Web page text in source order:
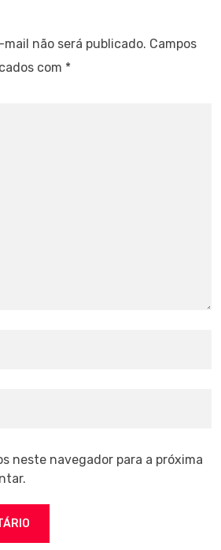
não será publicado. Campos
com *
neste navegador para a próxima